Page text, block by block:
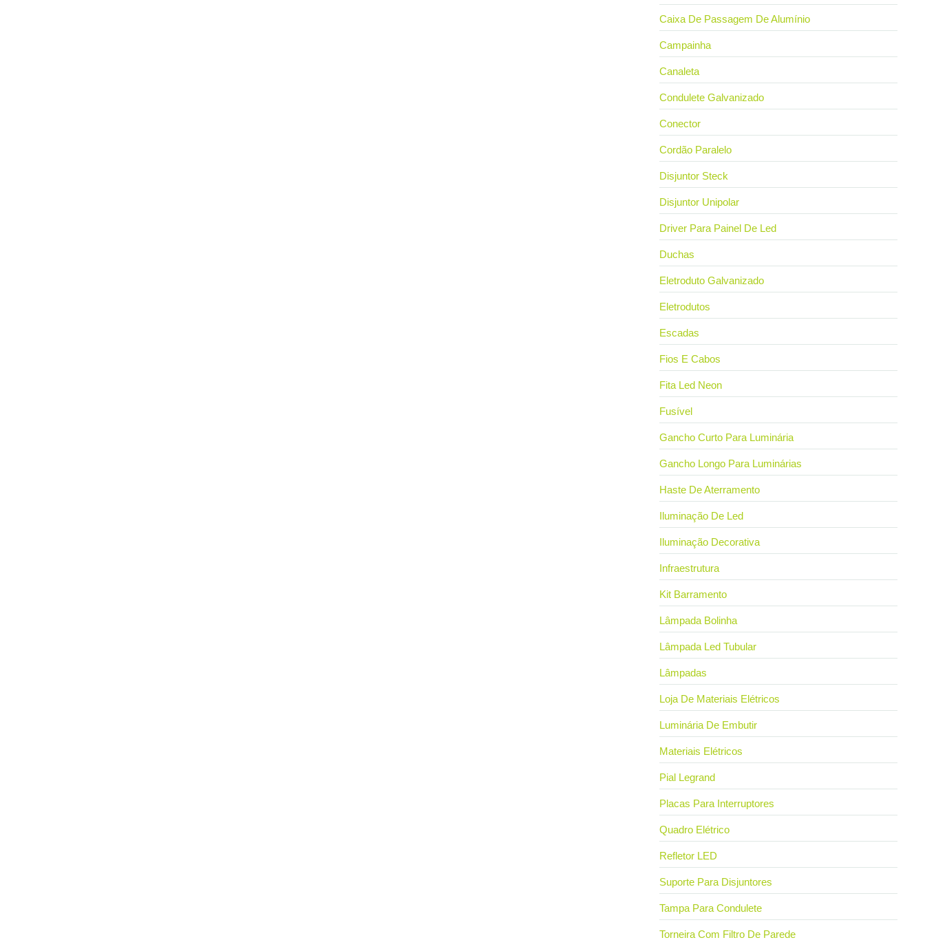
Caixa De Passagem De Alumínio
Campainha
Canaleta
Condulete Galvanizado
Conector
Cordão Paralelo
Disjuntor Steck
Disjuntor Unipolar
Driver Para Painel De Led
Duchas
Eletroduto Galvanizado
Eletrodutos
Escadas
Fios E Cabos
Fita Led Neon
Fusível
Gancho Curto Para Luminária
Gancho Longo Para Luminárias
Haste De Aterramento
Iluminação De Led
Iluminação Decorativa
Infraestrutura
Kit Barramento
Lâmpada Bolinha
Lâmpada Led Tubular
Lâmpadas
Loja De Materiais Elétricos
Luminária De Embutir
Materiais Elétricos
Pial Legrand
Placas Para Interruptores
Quadro Elétrico
Refletor LED
Suporte Para Disjuntores
Tampa Para Condulete
Torneira Com Filtro De Parede